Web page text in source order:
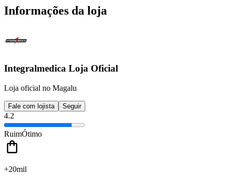
Informações da loja
Integralmedica Loja Oficial
Loja oficial no Magalu
Fale com lojista Seguir
4.2
RuimÓtimo
+20mil